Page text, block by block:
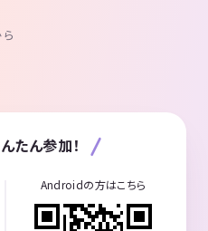
たん参加！
Androidの方はこちら